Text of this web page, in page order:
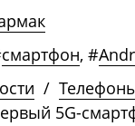
смартфон, #
/
5G-